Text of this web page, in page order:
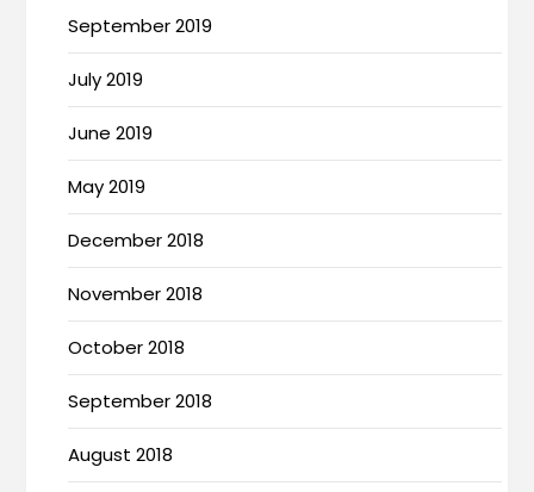
September 2019
July 2019
June 2019
May 2019
December 2018
November 2018
October 2018
September 2018
August 2018